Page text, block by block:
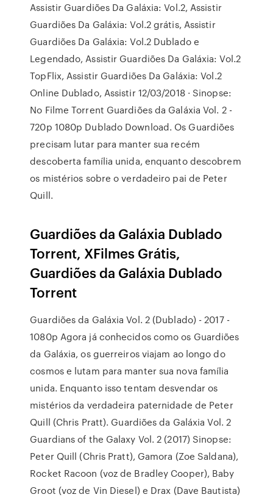
Assistir Guardiões Da Galáxia: Vol.2, Assistir
Guardiões Da Galáxia: Vol.2 grátis, Assistir
Guardiões Da Galáxia: Vol.2 Dublado e
Legendado, Assistir Guardiões Da Galáxia: Vol.2
TopFlix, Assistir Guardiões Da Galáxia: Vol.2
Online Dublado, Assistir 12/03/2018 · Sinopse:
No Filme Torrent Guardiões da Galáxia Vol. 2 -
720p 1080p Dublado Download. Os Guardiões
precisam lutar para manter sua recém
descoberta família unida, enquanto descobrem
os mistérios sobre o verdadeiro pai de Peter
Quill.
Guardiões da Galáxia Dublado
Torrent, XFilmes Grátis,
Guardiões da Galáxia Dublado
Torrent
Guardiões da Galáxia Vol. 2 (Dublado) - 2017 -
1080p Agora já conhecidos como os Guardiões
da Galáxia, os guerreiros viajam ao longo do
cosmos e lutam para manter sua nova família
unida. Enquanto isso tentam desvendar os
mistérios da verdadeira paternidade de Peter
Quill (Chris Pratt). Guardiões da Galáxia Vol. 2
Guardians of the Galaxy Vol. 2 (2017) Sinopse:
Peter Quill (Chris Pratt), Gamora (Zoe Saldana),
Rocket Racoon (voz de Bradley Cooper), Baby
Groot (voz de Vin Diesel) e Drax (Dave Bautista)